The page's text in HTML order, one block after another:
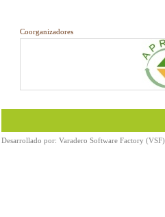
Coorganizadores
Desarrollado por: Varadero Software Factory (VSF)